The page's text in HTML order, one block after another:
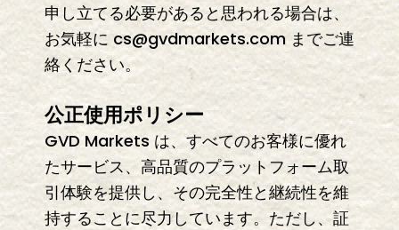
申し立てる必要があると思われる場合は、
お気軽に cs@gvdmarkets.comまでご連
絡ください。
公正使用ポリシー
GVD Markets は、すべてのお客様に優れ
たサービス、高品質のプラットフォーム取
引体験を提供し、その完全性と継続性を維
持することに尽力しています。ただし、証